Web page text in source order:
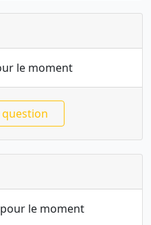
le moment
le moment